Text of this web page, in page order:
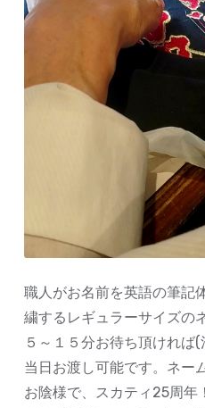
職人がお名前を英語の筆記
繍するレギュラーサイズの
５～１５分お待ち頂ければ
当日お渡し可能です。ネ
お陰様で、スカティ25周年！